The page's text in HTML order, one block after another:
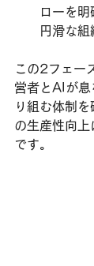
ローを明
円滑な組
この2フェー
営者とAIが息
り組む体制
の生産性向
です。